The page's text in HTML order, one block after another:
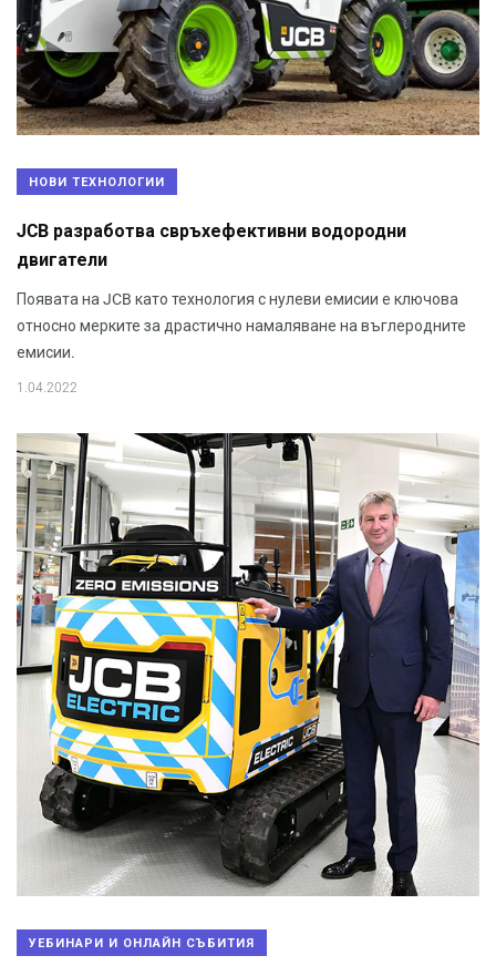
НОВИ ТЕХНОЛОГИИ
JCB разработва свръхефективни водородни
двигатели
Появата на JCB като технология с нулеви емисии е ключова
относно мерките за драстично намаляване на въглеродните
емисии.
1.04.2022
УЕБИНАРИ И ОНЛАЙН СЪБИТИЯ